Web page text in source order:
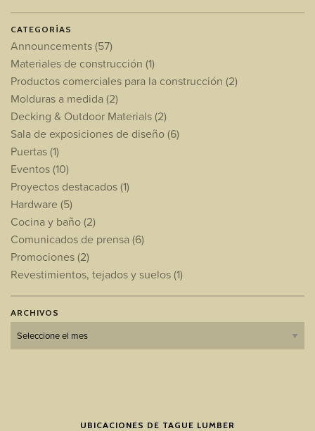
CATEGORÍAS
Announcements(57)
Materiales de construcción (1)
Productos comerciales para la construcción (2)
Molduras a medida(2)
Decking & Outdoor Materials(2)
Sala de exposiciones de diseño(6)
Puertas(1)
Eventos(10)
Proyectos destacados(1)
Hardware (5)
Cocina y baño(2)
Comunicados de prensa(6)
Promociones(2)
Revestimientos, tejados y suelos(1)
ARCHIVOS
Archivos
UBICACIONES DE TAGUE LUMBER